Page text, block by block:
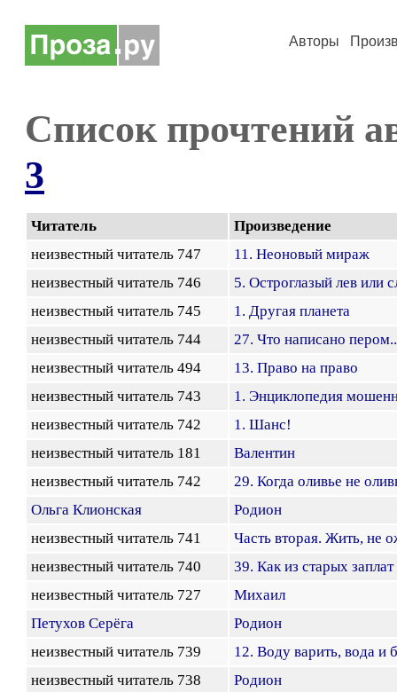
Авторы
Список прочтений
3
Читатель
Произведение
неизвестный читатель 747
11. Неоновый мираж
неизвестный читатель 746
5. Остроглазый лев или
неизвестный читатель 745
1. Другая планета
неизвестный читатель 744
27. Что написано
неизвестный читатель 494
13. Право на право
неизвестный читатель 743
1. Энциклопедия
неизвестный читатель 742
1. Шанс!
неизвестный читатель 181
Валентин
неизвестный читатель 742
29. Когда оливье не
Ольга Клионская
Родион
неизвестный читатель 741
Часть вторая. Жить, не
неизвестный читатель 740
39. Как из старых
неизвестный читатель 727
Михаил
Петухов Серёга
Родион
неизвестный читатель 739
12. Воду варить, вода и
неизвестный читатель 738
Родион